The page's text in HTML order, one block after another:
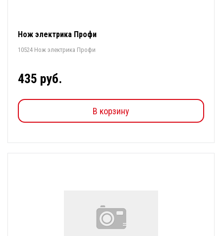
Нож электрика Профи
10524 Нож электрика Профи
435 руб.
В корзину